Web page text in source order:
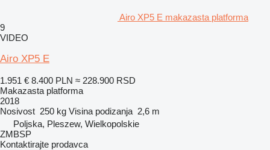
Airo XP5 E makazasta platforma
9
VIDEO
Airo XP5 E
1.951 € 8.400 PLN ≈ 228.900 RSD
Makazasta platforma
2018
Nosivost 250 kg Visina podizanja 2,6 m
Poljska, Pleszew, Wielkopolskie
ZMBSP
Kontaktirajte prodavca